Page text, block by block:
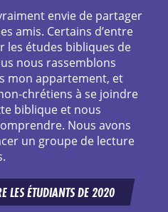
envie de partager
amis. Certains d’entre
les études bibliques de
nous rassemblons
mon appartement, et
chrétiens à se joindre
biblique et nous
Nous avons
un groupe de lecture
LES ÉTUDIANTS DE 2020